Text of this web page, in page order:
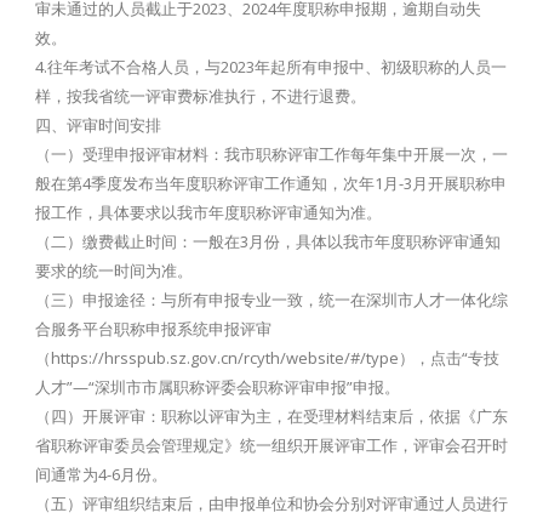
审未通过的人员截止于2023、2024年度职称申报期，逾期自动失
效。
4.往年考试不合格人员，与2023年起所有申报中、初级职称的人员一
样，按我省统一评审费标准执行，不进行退费。
四、评审时间安排
（一）受理申报评审材料：我市职称评审工作每年集中开展一次，一
般在第4季度发布当年度职称评审工作通知，次年1月-3月开展职称申
报工作，具体要求以我市年度职称评审通知为准。
（二）缴费截止时间：一般在3月份，具体以我市年度职称评审通知
要求的统一时间为准。
（三）申报途径：与所有申报专业一致，统一在深圳市人才一体化综
合服务平台职称申报系统申报评审
（https://hrsspub.sz.gov.cn/rcyth/website/#/type），点击“专技
人才”—“深圳市市属职称评委会职称评审申报”申报。
（四）开展评审：职称以评审为主，在受理材料结束后，依据《广东
省职称评审委员会管理规定》统一组织开展评审工作，评审会召开时
间通常为4-6月份。
（五）评审组织结束后，由申报单位和协会分别对评审通过人员进行